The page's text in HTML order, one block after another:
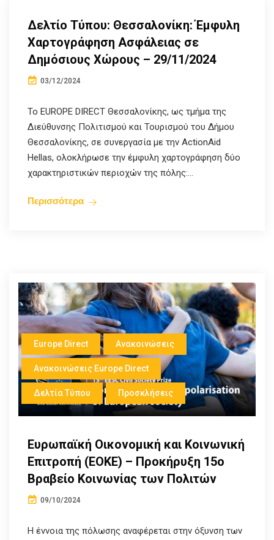
Δελτίο Τύπου: Θεσσαλονίκη: Έμφυλη
Χαρτογράφηση Ασφάλειας σε
Δημόσιους Χώρους – 29/11/2024
03/12/2024
Το EUROPE DIRECT Θεσσαλονίκης, ως τμήμα της
Διεύθυνσης Πολιτισμού και Τουρισμού του Δήμου
Θεσσαλονίκης, σε συνεργασία με την ActionAid
Hellas, ολοκλήρωσε την έμφυλη χαρτογράφηση δύο
χαρακτηριστικών περιοχών της πόλης:...
Περισσότερα
Europe Direct Ανακοινώσεις
Ανακοινώσεις Europe Direct
Δελτία Τύπου Προσκλήσεις
Ευρωπαϊκή Οικονομική και Κοινωνική
Επιτροπή (ΕΟΚΕ) – Προκήρυξη 15ο
Βραβείο Κοινωνίας των Πολιτών
09/10/2024
Η έννοια της πόλωσης αναφέρεται στην όξυνση των